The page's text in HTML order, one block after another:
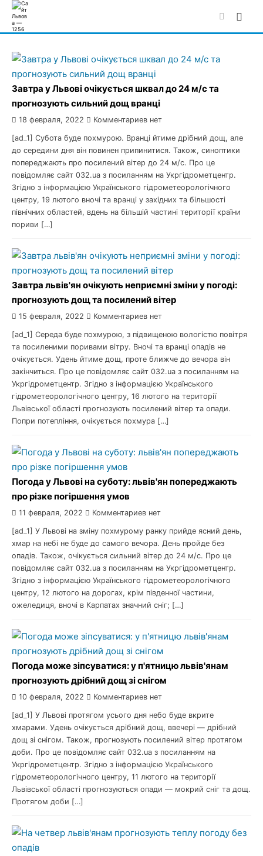
Skip
to
Завтра у Львові очікується шквал до 24 м/с та
прогнозують сильний дощ вранці
18 февраля, 2022 Комментариев нет
[ad_1] Субота буде похмурою. Вранці йтиме дрібний дощ, але
до середини дня він повинен припинитися. Також, синоптики
попереджають про посилений вітер до 24 м/с. Про це
повідомляє сайт 032.ua з посиланням на Укргідрометцентр.
Згідно з інформацією Українського гідрометеорологічного
центру, 19 лютого вночі та вранці у західних та більшості
північних областей, вдень на більшій частині території країни
пориви […]
Завтра львів'ян очікують неприємні зміни у погоді:
прогнозують дощ та посилений вітер
15 февраля, 2022 Комментариев нет
[ad_1] Середа буде похмурою, з підвищеною вологістю повітря
та посиленими поривами вітру. Вночі та вранці опадів не
очікується. Удень йтиме дощ, проте ближче до вечора він
закінчиться. Про це повідомляє сайт 032.ua з посиланням на
Укргідрометцентр. Згідно з інформацією Українського
гідрометеорологічного центру, 16 лютого на території
Львівської області прогнозують посилений вітер та опади.
Попри потепління, очікується похмура […]
Погода у Львові на суботу: львів'ян попереджають
про різке погіршення умов
11 февраля, 2022 Комментариев нет
[ad_1] У Львові на зміну похмурому ранку прийде ясний день,
хмар на небі не буде до самого вечора. День пройде без
опадів. Також, очікується сильний вітер до 24 м/с. Про це
повідомляє сайт 032.ua з посиланням на Укргідрометцентр.
Згідно з інформацією Українського гідрометеорологічного
центру, 12 лютого на дорогах, крім південної частини,
ожеледиця, вночі в Карпатах значний сніг; […]
Погода може зіпсуватися: у п'ятницю львів'янам
прогнозують дрібний дощ зі снігом
10 февраля, 2022 Комментариев нет
[ad_1] У Львові протягом усього дня небо буде вкрите
хмарами. Удень очікується дрібний дощ, ввечері — дрібний
дощ зі снігом. Також, прогнозують посилений вітер протягом
доби. Про це повідомляє сайт 032.ua з посиланням на
Укргідрометцентр. Згідно з інформацією Українського
гідрометеорологічного центру, 11 лютого на території
Львівської області прогнозуються опади — мокрий сніг та дощ.
Протягом доби […]